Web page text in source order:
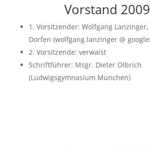
Vorstand
1. Vorsitzender: Wolfgang
Dorfen (wolfgang.lanzinger @
2. Vorsitzende: verwaist
Schriftführer: Msgr. Dieter Olbrich
(Ludwigsgymnasium München)